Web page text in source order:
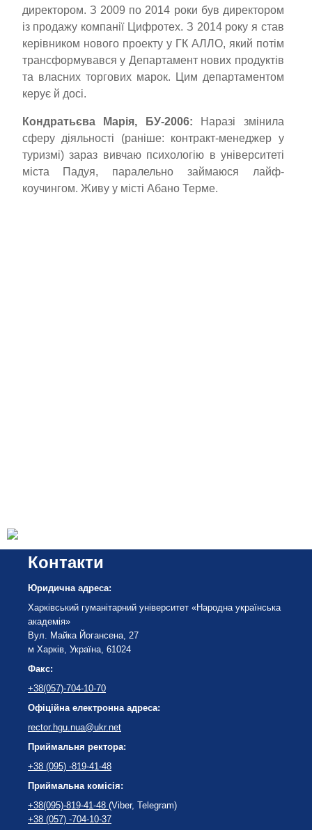
директором. З 2009 по 2014 роки був директором
із продажу компанії Цифротех. З 2014 року я став
керівником нового проекту у ГК АЛЛО, який потім
трансформувався у Департамент нових продуктів
та власних торгових марок. Цим департаментом
керує й досі.
Кондратьєва Марія, БУ-2006: Наразі змінила
сферу діяльності (раніше: контракт-менеджер у
туризмі) зараз вивчаю психологію в університеті
міста Падуя, паралельно займаюся лайф-
коучингом. Живу у місті Абано Терме.
Контакти
Юридична адреса:
Харківський гуманітарний університет «Народна українська
академія»
Вул. Майка Йогансена, 27
м Харків, Україна, 61024
Факс:
+38(057)-704-10-70
Офіційна електронна адреса:
rector.hgu.nua@ukr.net
Приймальня ректора:
+38 (095) -819-41-48
Приймальна комісія:
+38(095)-819-41-48 (Viber, Telegram)
+38 (057) -704-10-37